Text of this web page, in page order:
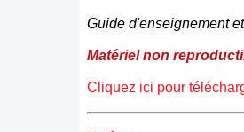
Guide d'enseignement
Matériel non
Cliquez ici pour